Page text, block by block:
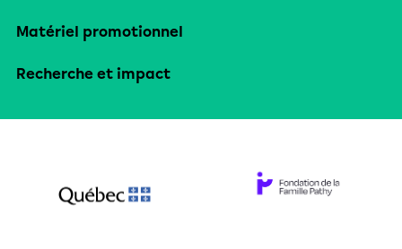
Matériel promotionnel
Recherche et impact